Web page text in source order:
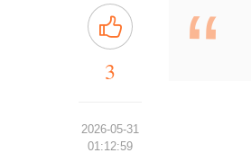
3
2026-05-31
01:12:59